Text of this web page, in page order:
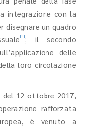
integrazione con la
disegnare un quadro
[3]; il secondo
delle
loro circolazione
del 12 ottobre 2017,
rafforzata
è venuto a